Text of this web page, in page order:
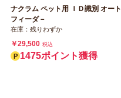
ナクラム ペット用 ＩＤ識別 オート
フィーダ－
在庫：残りわずか
￥29,500 税込
1475ポイント獲得